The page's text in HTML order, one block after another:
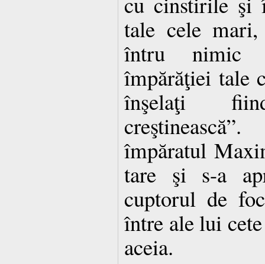
tale cele
întru nimic
împărăţiei tale
înşelaţi
împăratul
tare şi s-a
cuptorul de
între ale lui
aceia.